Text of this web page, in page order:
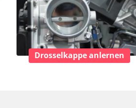
Drosselkappe anlernen